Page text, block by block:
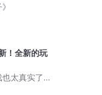
！全新的玩
也太真实了
社制作